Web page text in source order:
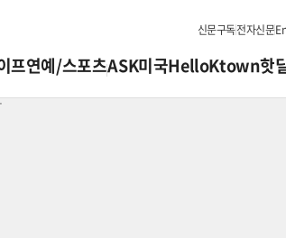
신문구독전자신문
프연예/스포츠ASK미국HelloKtown핫